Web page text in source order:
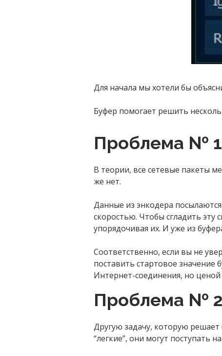
Для начала мы хотели бы
Буфер помогает решить
Проблема №
В теории, все сетевые пакеты
же нет.
Данные из энкодера
скоростью. Чтобы сгладить
упорядочивая их. И уже из
Соответственно, если вы не
поставить стартовое значение
Интернет-соединения, но
Проблема №
Другую задачу, которую решает
“легкие”, они могут поступать